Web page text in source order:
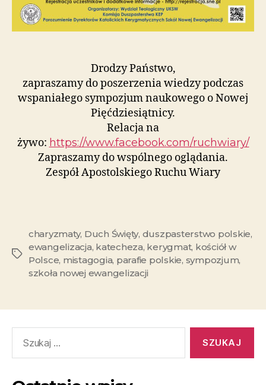
Drodzy Państwo,
zapraszamy do poszerzenia wiedzy podczas
wspaniałego sympozjum naukowego o Nowej
Pięćdziesiątnicy.
Relacja na
żywo: https://www.facebook.com/ruchwiary/
Zapraszamy do wspólnego oglądania.
Zespół Apostolskiego Ruchu Wiary
charyzmaty, Duch Święty, duszpasterstwo polskie,
ewangelizacja, katecheza, kerygmat, kościół w
Polsce, mistagogia, parafie polskie, sympozjum,
szkoła nowej ewangelizacji